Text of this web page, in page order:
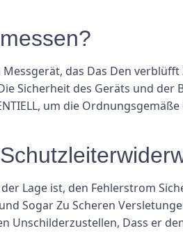
das Das Den verblüfft
Sicherheit des Geräts und der
um die
Lage ist, den Fehlerstrom
Zu Scheren
Unschilderzustellen, Dass er